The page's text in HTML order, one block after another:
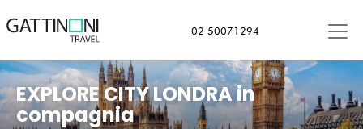
02 50071294
EXPLORE CITY LONDRA in
compagnia
Londra, Regno Unito